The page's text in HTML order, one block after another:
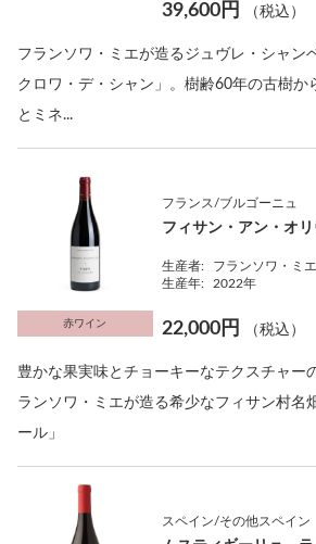
39,600円 （税込）
フランソワ・ミエが造るジュヴレ・シャン
クロワ・デ・シャン」。樹齢60年の古樹か
とミネ...
赤ワイン
フランス/ブルゴーニュ
フィサン・アン・オ
生産者:
フランソワ・ミ
生産年:
2022年
22,000円 （税込）
豊かな果実味とチョーキーなテクスチャー
ランソワ・ミエが造る希少なフィサン村名
ール」
スペイン/その他スペイン